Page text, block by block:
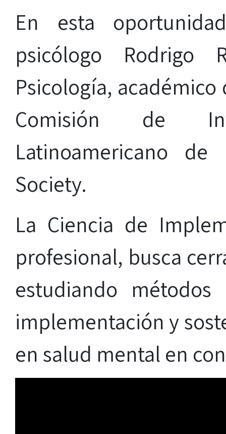
En esta
psicólogo Rodrigo
Psicología,
Comisión de
Latinoamericano
Society.
La Ciencia de
profesional, busca
estudiando
implementación y
en salud mental en